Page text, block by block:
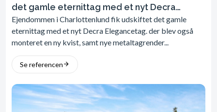
det gamle eternittag med et nyt Decra
Elegance tag.
Ejendommen i Charlottenlund fik udskiftet det gamle
eternittag med et nyt Decra Elegancetag. der blev også
monteret en ny kvist, samt nye metaltagrender...
Se referencen